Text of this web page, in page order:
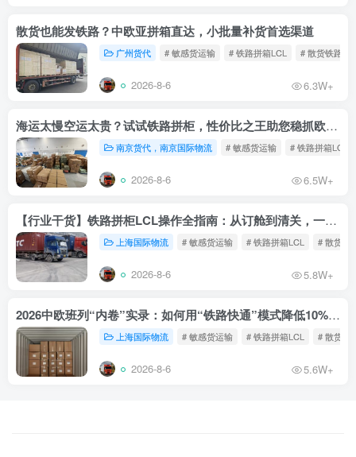
散货也能发铁路？中欧亚拼箱直达，小批量补货首选渠道
广州货代 # 敏感货运输 # 铁路拼箱LCL # 散货铁路
2026-8-6 6.3W+
海运太慢空运太贵？试试铁路拼柜，性价比之王助您稳抓欧洲市场
南京货代，南京国际物流 # 敏感货运输 # 铁路拼箱LCL
2026-8-6 6.5W+
【行业干货】铁路拼柜LCL操作全指南：从订舱到清关，一文读懂
上海国际物流 # 敏感货运输 # 铁路拼箱LCL # 散货铁
2026-8-6 5.8W+
2026中欧班列“内卷”实录：如何用“铁路快通”模式降低10%物流成本？
上海国际物流 # 敏感货运输 # 铁路拼箱LCL # 散货铁
2026-8-6 5.6W+